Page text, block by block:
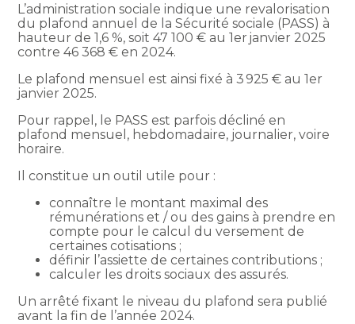
L’administration sociale indique une revalorisation
du plafond annuel de la Sécurité sociale (PASS) à
hauteur de 1,6 %, soit 47 100 € au 1er janvier 2025
contre 46 368 € en 2024.
Le plafond mensuel est ainsi fixé à 3 925 € au 1er
janvier 2025.
Pour rappel, le PASS est parfois décliné en
plafond mensuel, hebdomadaire, journalier, voire
horaire.
Il constitue un outil utile pour :
connaître le montant maximal des
rémunérations et / ou des gains à prendre en
compte pour le calcul du versement de
certaines cotisations ;
définir l’assiette de certaines contributions ;
calculer les droits sociaux des assurés.
Un arrêté fixant le niveau du plafond sera publié
avant la fin de l’année 2024.